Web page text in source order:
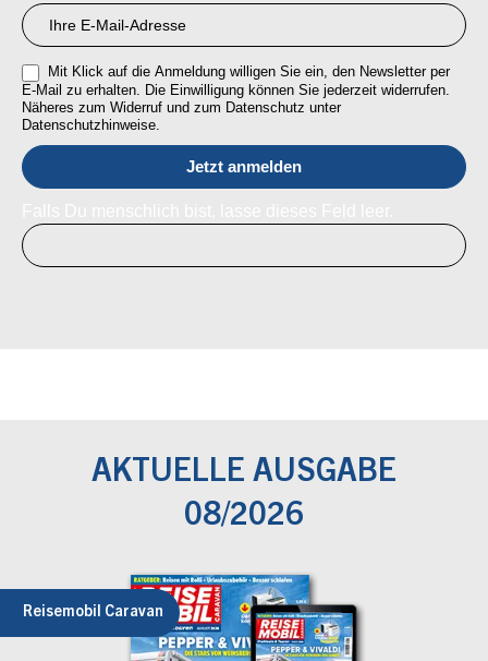
Mit Klick auf die Anmeldung willigen Sie ein, den Newsletter per
E-Mail zu erhalten. Die Einwilligung können Sie jederzeit widerrufen.
Näheres zum Widerruf und zum Datenschutz unter
Datenschutzhinweise.
AKTUELLE AUSGABE
08/2026
Reisemobil Caravan